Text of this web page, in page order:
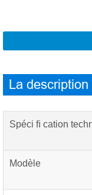
La description
Spéci ﬁ cation
Modèle